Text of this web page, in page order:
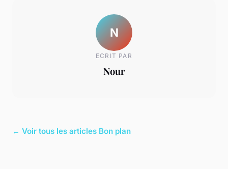
N
ECRIT PAR
Nour
← Voir tous les articles Bon plan